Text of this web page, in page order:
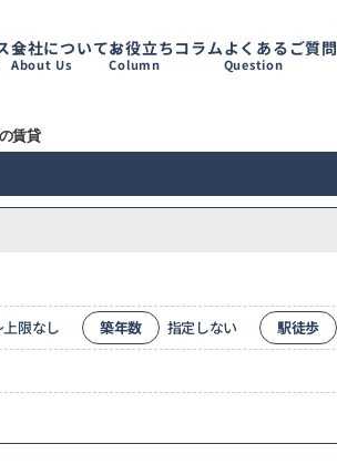
会社について
About Us
お役立ちコラム
Column
よくあるご質問
Question
賃貸
限なし 築年数 指定しない 駅徒歩